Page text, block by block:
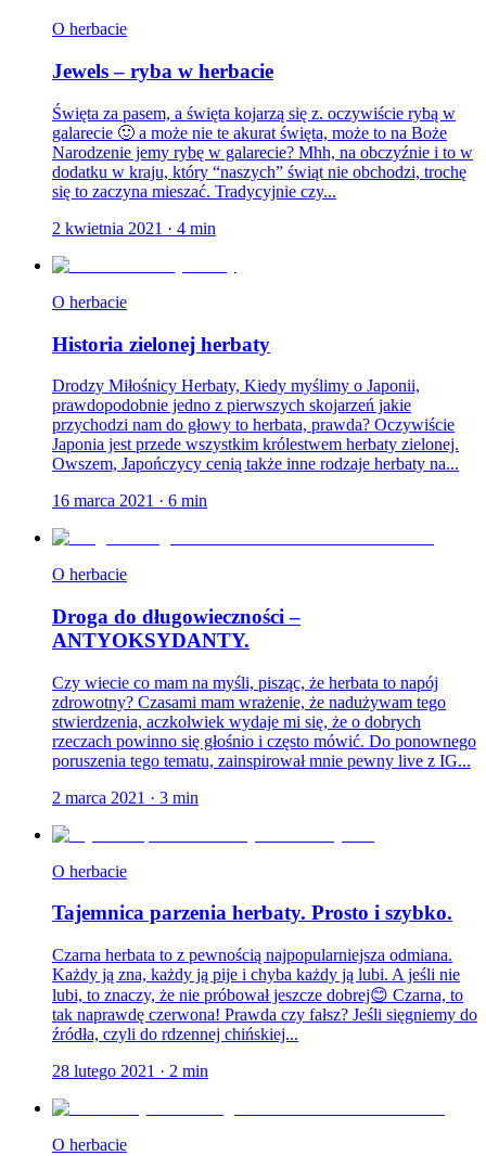
O herbacie
Jewels – ryba w herbacie
Święta za pasem, a święta kojarzą się z. oczywiście rybą w
galarecie 🙂 a może nie te akurat święta, może to na Boże
Narodzenie jemy rybę w galarecie? Mhh, na obczyźnie i to w
dodatku w kraju, który “naszych” świąt nie obchodzi, trochę
się to zaczyna mieszać. Tradycyjnie czy...
2 kwietnia 2021 · 4 min
O herbacie
Historia zielonej herbaty
Drodzy Miłośnicy Herbaty, Kiedy myślimy o Japonii,
prawdopodobnie jedno z pierwszych skojarzeń jakie
przychodzi nam do głowy to herbata, prawda? Oczywiście
Japonia jest przede wszystkim królestwem herbaty zielonej.
Owszem, Japończycy cenią także inne rodzaje herbaty na...
16 marca 2021 · 6 min
O herbacie
Droga do długowieczności –
ANTYOKSYDANTY.
Czy wiecie co mam na myśli, pisząc, że herbata to napój
zdrowotny? Czasami mam wrażenie, że nadużywam tego
stwierdzenia, aczkolwiek wydaje mi się, że o dobrych
rzeczach powinno się głośnio i często mówić. Do ponownego
poruszenia tego tematu, zainspirował mnie pewny live z IG...
2 marca 2021 · 3 min
O herbacie
Tajemnica parzenia herbaty. Prosto i szybko.
Czarna herbata to z pewnością najpopularniejsza odmiana.
Każdy ją zna, każdy ją pije i chyba każdy ją lubi. A jeśli nie
lubi, to znaczy, że nie próbował jeszcze dobrej😊 Czarna, to
tak naprawdę czerwona! Prawda czy fałsz? Jeśli sięgniemy do
źródła, czyli do rdzennej chińskiej...
28 lutego 2021 · 2 min
O herbacie